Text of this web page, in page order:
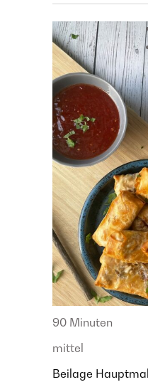
90 Minuten
mittel
Beilage